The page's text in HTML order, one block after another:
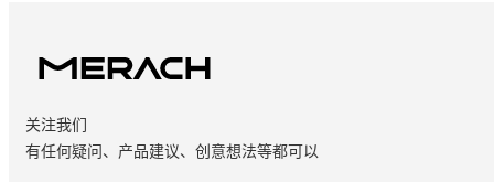
关注我们
有任何疑问、产品建议、创意想法等都可以